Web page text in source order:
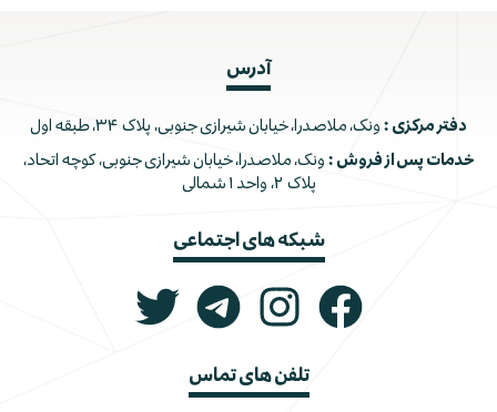
آدرس
دفتر مرکزی : ونک، ملاصدرا، خیابان شیرازی جنوبی، پلاک ۳۴، طبقه اول
خدمات پس از فروش : ونک، ملاصدرا، خیابان شیرازی جنوبی، کوچه اتحاد،
پلاک ۲، واحد ۱ شمالی
شبکه های اجتماعی
تلفن های تماس